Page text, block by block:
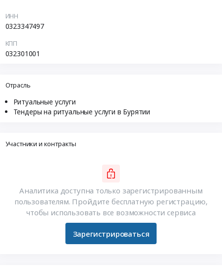
ИНН
0323347497
КПП
032301001
Отрасль
Ритуальные услуги
Тендеры на ритуальные услуги в Бурятии
Участники и контракты
Аналитика доступна только зарегистрированным
пользователям. Пройдите бесплатную регистрацию,
чтобы использовать все возможности сервиса
Зарегистрироваться